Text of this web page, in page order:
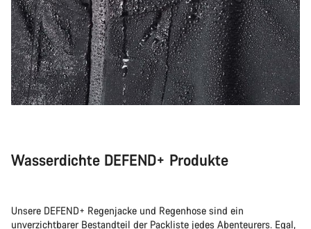
Wasserdichte DEFEND+ Produkte
Unsere DEFEND+ Regenjacke und Regenhose sind ein
unverzichtbarer Bestandteil der Packliste jedes Abenteurers. Egal,